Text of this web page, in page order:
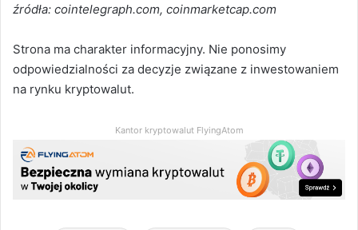
źródła: cointelegraph.com, coinmarketcap.com
Strona ma charakter informacyjny. Nie ponosimy
odpowiedzialności za decyzje związane z inwestowaniem
na rynku kryptowalut.
Kantor kryptowalut FlyingAtom